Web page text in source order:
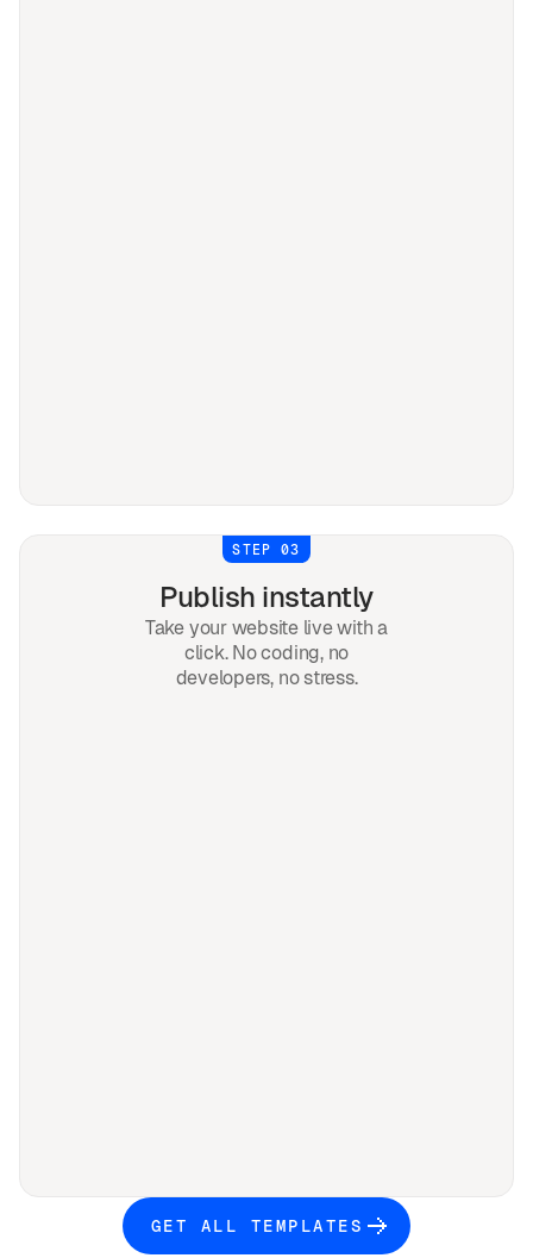
STEP 03
Publish instantly
Take your website live with a
click. No coding, no
developers, no stress.
GET ALL TEMPLATES